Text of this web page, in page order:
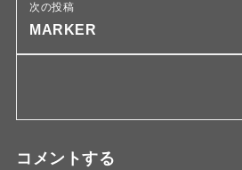
次の投稿
MARKER
コメントする